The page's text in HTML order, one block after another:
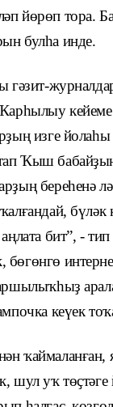
йөрөп тора.
булһа инде.
гәзит-
изге
Ҡыш
береһенә лә
бүләк
аңлата бит”, -
кеүек
ҡаймаланған,
шул уҡ